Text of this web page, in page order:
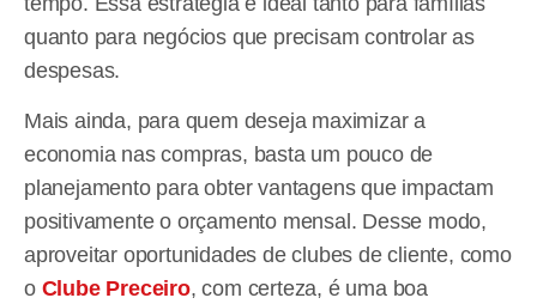
quanto para negócios que precisam controlar as
despesas.
Mais ainda, para quem deseja maximizar a
economia nas compras, basta um pouco de
planejamento para obter vantagens que impactam
positivamente o orçamento mensal. Desse modo,
aproveitar oportunidades de clubes de cliente, como
o Clube Preceiro, com certeza, é uma boa